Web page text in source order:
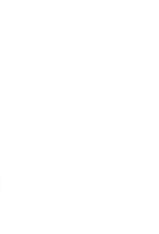
جیسے احتجاج کی ضرورت ہے؟